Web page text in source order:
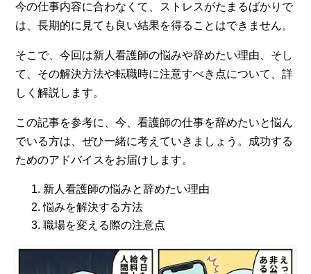
今の仕事内容に合わなくて、ストレスがたまるばかりで
は、長期的に見ても良い結果を得ることはできません。
そこで、今回は新人看護師の悩みや辞めたい理由、そし
て、その解決方法や転職時に注意すべき点について、詳
しく解説します。
この記事を参考に、今、看護師の仕事を辞めたいと悩ん
でいる方は、ぜひ一緒に考えていきましょう。成功する
ためのアドバイスをお届けします。
新人看護師の悩みと辞めたい理由
悩みを解決する方法
職場を変える際の注意点